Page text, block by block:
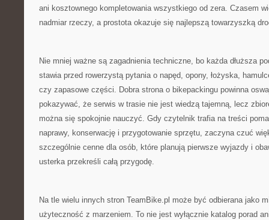
ani kosztownego kompletowania wszystkiego od zera. Czasem
nadmiar rzeczy, a prostota okazuje się najlepszą towarzyszką
Nie mniej ważne są zagadnienia techniczne, bo każda dłuższa
stawia przed rowerzystą pytania o napęd, opony, łożyska,
czy zapasowe części. Dobra strona o bikepackingu powinna
pokazywać, że serwis w trasie nie jest wiedzą tajemną, lecz
można się spokojnie nauczyć. Gdy czytelnik trafia na treści
naprawy, konserwację i przygotowanie sprzętu, zaczyna czuć
szczególnie cenne dla osób, które planują pierwsze wyjazdy i
usterka przekreśli całą przygodę.
Na tle wielu innych stron TeamBike.pl może być odbierana jako
użyteczność z marzeniem. To nie jest wyłącznie katalog porad